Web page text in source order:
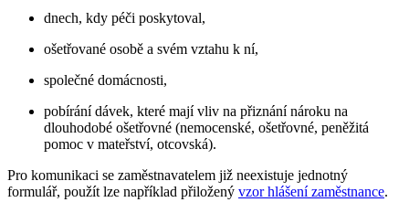
dnech, kdy péči poskytoval,
ošetřované osobě a svém vztahu k ní,
společné domácnosti,
pobírání dávek, které mají vliv na přiznání nároku na
dlouhodobé ošetřovné (nemocenské, ošetřovné, peněžitá
pomoc v mateřství, otcovská).
Pro komunikaci se zaměstnavatelem již neexistuje jednotný
formulář, použít lze například přiložený vzor hlášení zaměstnance.